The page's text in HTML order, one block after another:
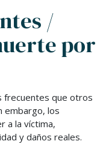
/
por
frecuentes que otros
embargo, los
a la víctima,
y daños reales.